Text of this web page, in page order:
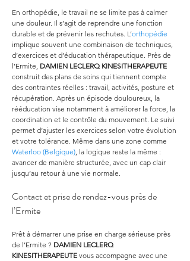
En orthopédie, le travail ne se limite pas à calmer
une douleur. Il s’agit de reprendre une fonction
durable et de prévenir les rechutes. L’orthopédie
implique souvent une combinaison de techniques,
d’exercices et d’éducation thérapeutique. Près de
l’Ermite, DAMIEN LECLERQ KINESITHERAPEUTE
construit des plans de soins qui tiennent compte
des contraintes réelles : travail, activités, posture et
récupération. Après un épisode douloureux, la
rééducation vise notamment à améliorer la force, la
coordination et le contrôle du mouvement. Le suivi
permet d’ajuster les exercices selon votre évolution
et votre tolérance. Même dans une zone comme
Waterloo (Belgique), la logique reste la même :
avancer de manière structurée, avec un cap clair
jusqu’au retour à une vie normale.
Contact et prise de rendez-vous près de
l’Ermite
Prêt à démarrer une prise en charge sérieuse près
de l’Ermite ? DAMIEN LECLERQ
KINESITHERAPEUTE vous accompagne avec une